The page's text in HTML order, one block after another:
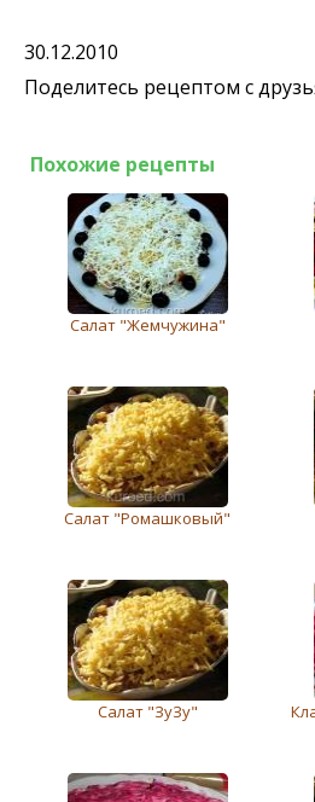
30.12.2010
Поделитесь рецептом с
Похожие рецепты
Салат "Жемчужина"
Салат "Ромашковый"
Салат "ЗуЗу"